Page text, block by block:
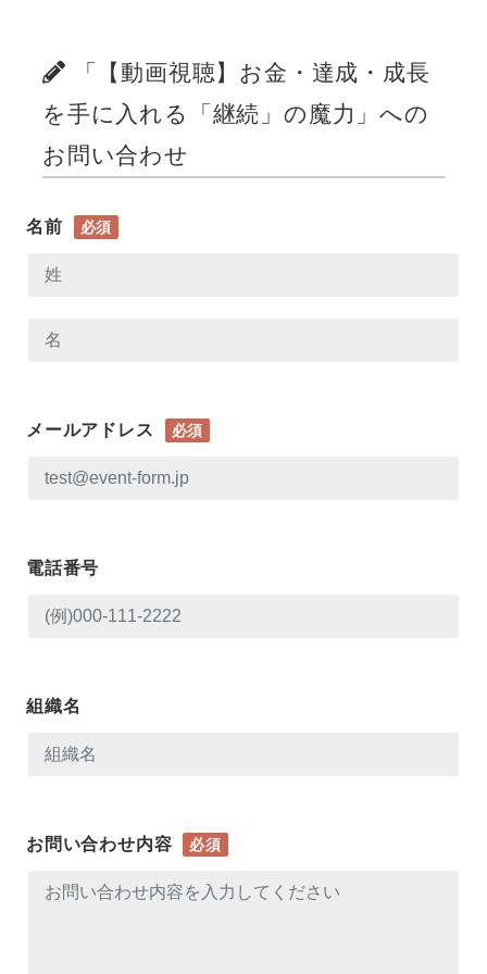
「【動画視聴】お金・達成・成長
を手に入れる「継続」の魔力」への
お問い合わせ
名前 必須
メールアドレス 必須
電話番号
組織名
お問い合わせ内容 必須